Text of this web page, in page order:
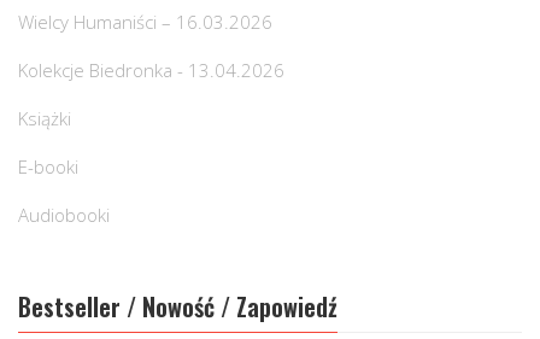
Wielcy Humaniści – 16.03.2026
Kolekcje Biedronka - 13.04.2026
Książki
E-booki
Audiobooki
Bestseller / Nowość / Zapowiedź